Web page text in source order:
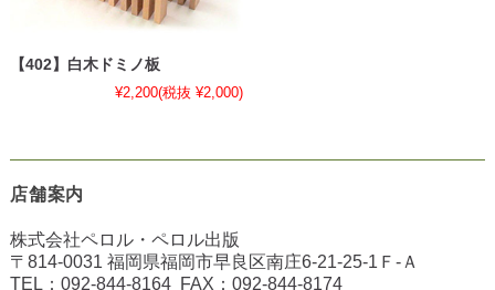
【402】白木ドミノ板
¥2,200(税抜 ¥2,000)
店舗案内
株式会社ペロル・ペロル出版
〒814-0031 福岡県福岡市早良区南庄6-21-25-1Ｆ-Ａ
TEL： 092-844-8164FAX： 092-844-8174